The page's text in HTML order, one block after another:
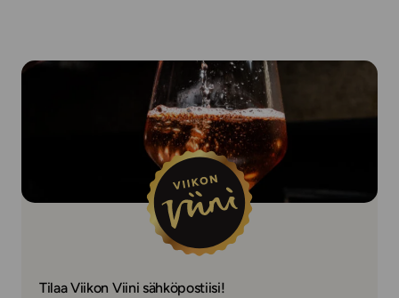
Tilaa Viikon Viini sähköpostiisi!